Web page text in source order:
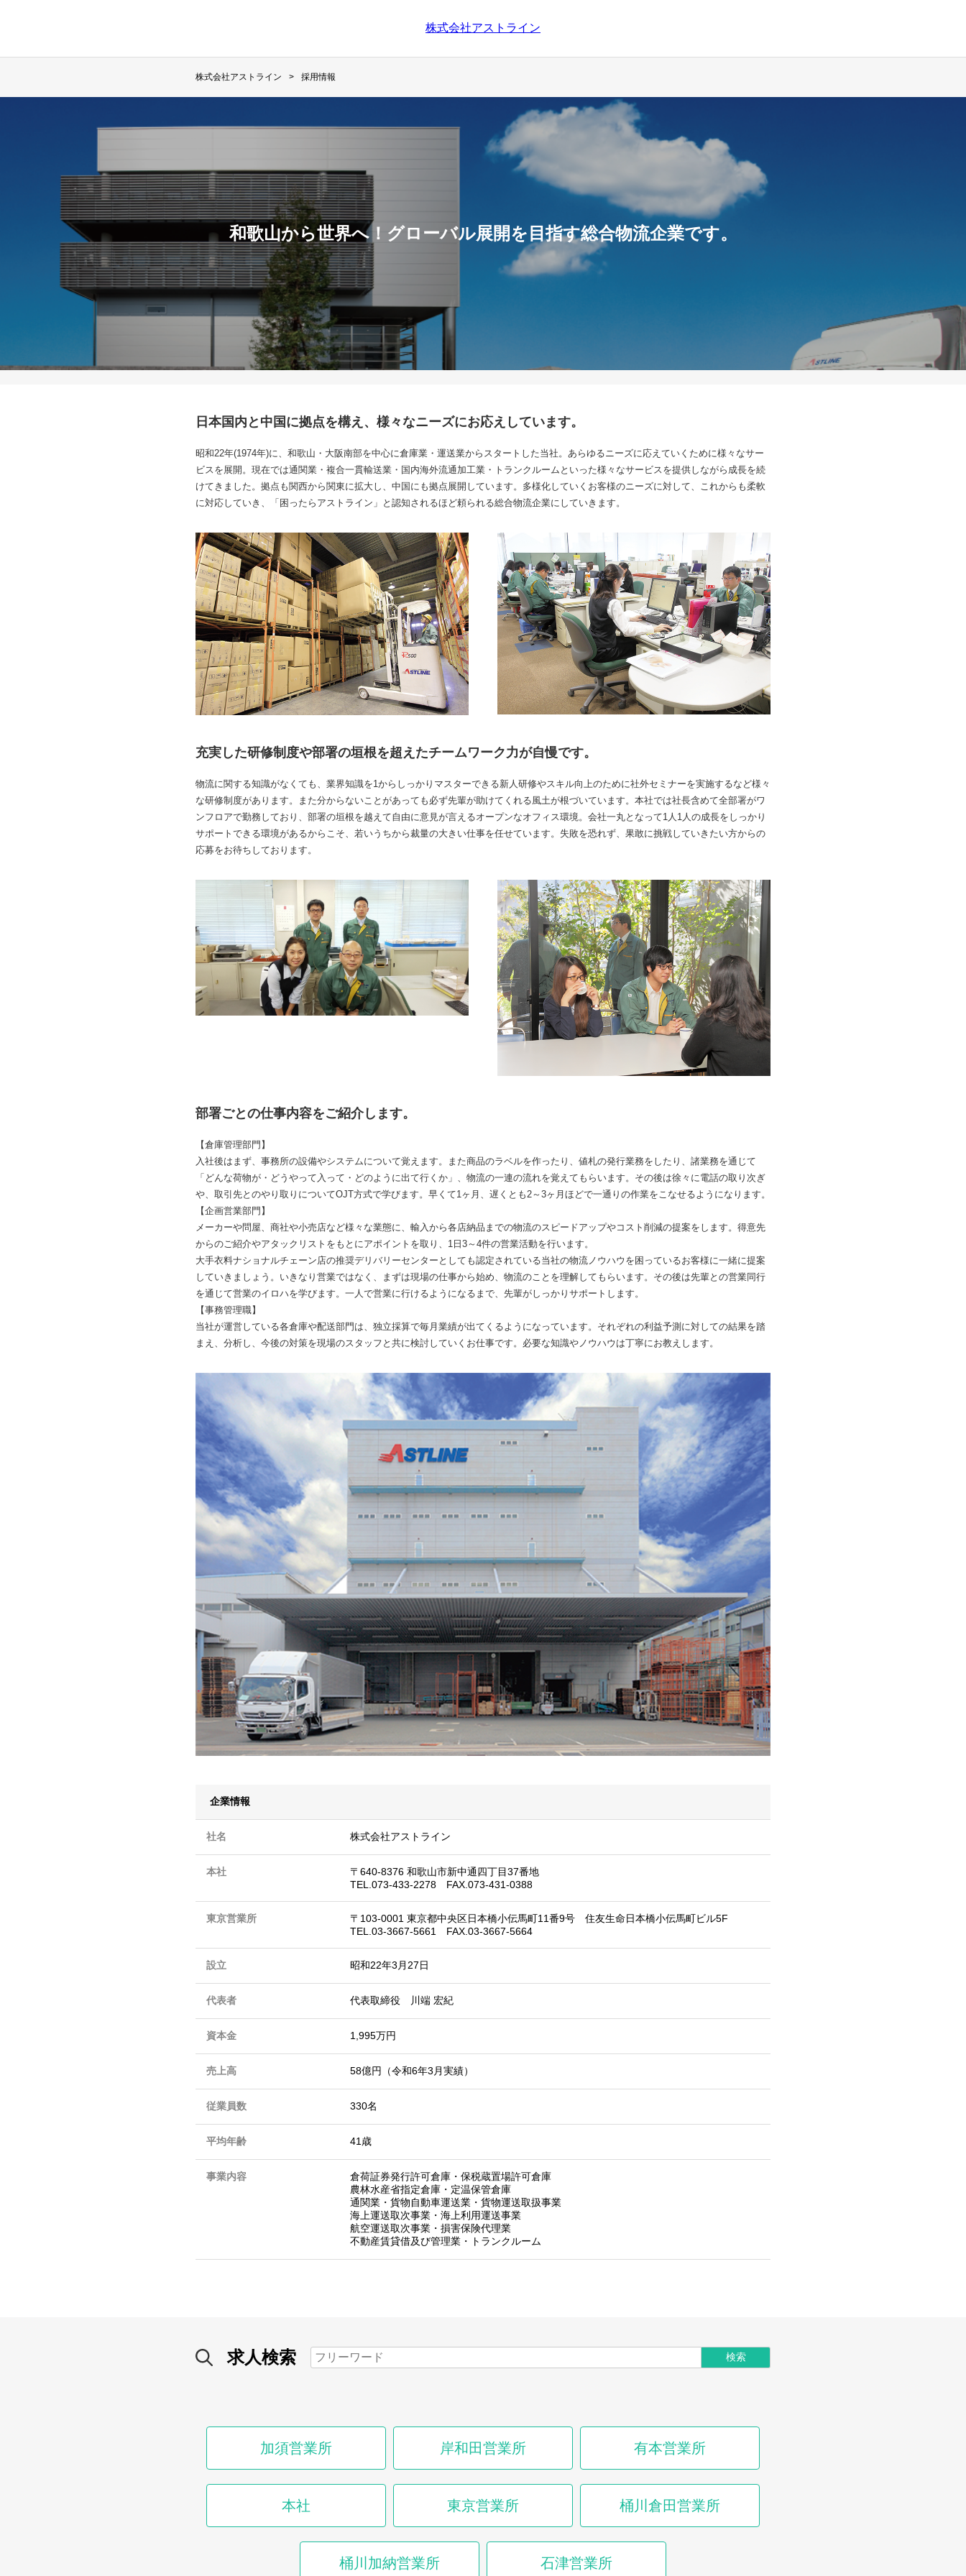
株式会社アストライン
株式会社アストライン 採用情報
和歌山から世界へ！グローバル展開を目指す総合物流企業です。
日本国内と中国に拠点を構え、様々なニーズにお応えしています。
昭和22年(1974年)に、和歌山・大阪南部を中心に倉庫業・運送業からスタートした当社。あらゆるニーズに応えていくために様々なサー
ビスを展開。現在では通関業・複合一貫輸送業・国内海外流通加工業・トランクルームといった様々なサービスを提供しながら成長を続
けてきました。拠点も関西から関東に拡大し、中国にも拠点展開しています。多様化していくお客様のニーズに対して、これからも柔軟
に対応していき、「困ったらアストライン」と認知されるほど頼られる総合物流企業にしていきます。
充実した研修制度や部署の垣根を超えたチームワーク力が自慢です。
物流に関する知識がなくても、業界知識を1からしっかりマスターできる新人研修やスキル向上のために社外セミナーを実施するなど様々
な研修制度があります。また分からないことがあっても必ず先輩が助けてくれる風土が根づいています。本社では社長含めて全部署がワ
ンフロアで勤務しており、部署の垣根を越えて自由に意見が言えるオープンなオフィス環境。会社一丸となって1人1人の成長をしっかり
サポートできる環境があるからこそ、若いうちから裁量の大きい仕事を任せています。失敗を恐れず、果敢に挑戦していきたい方からの
応募をお待ちしております。
部署ごとの仕事内容をご紹介します。
【倉庫管理部門】
入社後はまず、事務所の設備やシステムについて覚えます。また商品のラベルを作ったり、値札の発行業務をしたり、諸業務を通じて
「どんな荷物が・どうやって入って・どのように出て行くか」、物流の一連の流れを覚えてもらいます。その後は徐々に電話の取り次ぎ
や、取引先とのやり取りについてOJT方式で学びます。早くて1ヶ月、遅くとも2～3ヶ月ほどで一通りの作業をこなせるようになります。
【企画営業部門】
メーカーや問屋、商社や小売店など様々な業態に、輸入から各店納品までの物流のスピードアップやコスト削減の提案をします。得意先
からのご紹介やアタックリストをもとにアポイントを取り、1日3～4件の営業活動を行います。
大手衣料ナショナルチェーン店の推奨デリバリーセンターとしても認定されている当社の物流ノウハウを困っているお客様に一緒に提案
していきましょう。いきなり営業ではなく、まずは現場の仕事から始め、物流のことを理解してもらいます。その後は先輩との営業同行
を通じて営業のイロハを学びます。一人で営業に行けるようになるまで、先輩がしっかりサポートします。
【事務管理職】
当社が運営している各倉庫や配送部門は、独立採算で毎月業績が出てくるようになっています。それぞれの利益予測に対しての結果を踏
まえ、分析し、今後の対策を現場のスタッフと共に検討していくお仕事です。必要な知識やノウハウは丁寧にお教えします。
企業情報
社名 株式会社アストライン
本社
〒640-8376 和歌山市新中通四丁目37番地
TEL.073-433-2278 FAX.073-431-0388
東京営業所
〒103-0001 東京都中央区日本橋小伝馬町11番9号 住友生命日本橋小伝馬町ビル5F
TEL.03-3667-5661 FAX.03-3667-5664
設立 昭和22年3月27日
代表者 代表取締役 川端 宏紀
資本金 1,995万円
売上高 58億円（令和6年3月実績）
従業員数 330名
平均年齢 41歳
事業内容
倉荷証券発行許可倉庫・保税蔵置場許可倉庫
農林水産省指定倉庫・定温保管倉庫
通関業・貨物自動車運送業・貨物運送取扱事業
海上運送取次事業・海上利用運送事業
航空運送取次事業・損害保険代理業
不動産賃貸借及び管理業・トランクルーム
求人検索
加須営業所 岸和田営業所 有本営業所
本社 東京営業所 桶川倉田営業所
桶川加納営業所 石津営業所